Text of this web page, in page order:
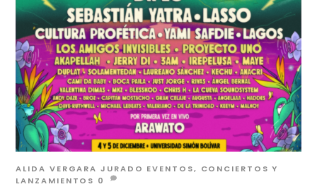
ALIDA VERGARA JURADO EVENTOS, CONCIERTOS Y
LANZAMIENTOS 0